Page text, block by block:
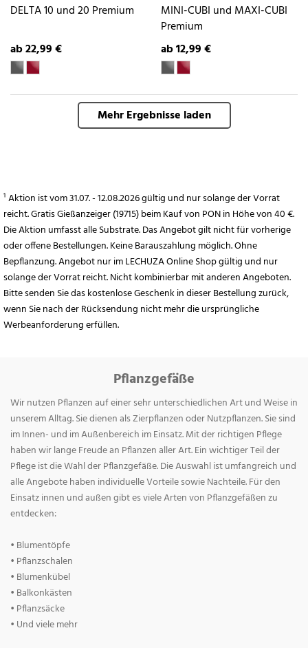
DELTA 10 und 20 Premium
ab 22,99 €
MINI-CUBI und MAXI-CUBI
Premium
ab 12,99 €
Mehr Ergebnisse laden
¹ Aktion ist vom 31.07. - 12.08.2026 gültig und nur solange der Vorrat
reicht. Gratis Gießanzeiger (19715) beim Kauf von PON in Höhe von 40 €.
Die Aktion umfasst alle Substrate. Das Angebot gilt nicht für vorherige
oder offene Bestellungen. Keine Barauszahlung möglich. Ohne
Bepflanzung. Angebot nur im LECHUZA Online Shop gültig und nur
solange der Vorrat reicht. Nicht kombinierbar mit anderen Angeboten.
Bitte senden Sie das kostenlose Geschenk in dieser Bestellung zurück,
wenn Sie nach der Rücksendung nicht mehr die ursprüngliche
Werbeanforderung erfüllen.
Pflanzgefäße
Wir nutzen Pflanzen auf einer sehr unterschiedlichen Art und Weise in
unserem Alltag. Sie dienen als Zierpflanzen oder Nutzpflanzen. Sie sind
im Innen- und im Außenbereich im Einsatz. Mit der richtigen Pflege
haben wir lange Freude an Pflanzen aller Art. Ein wichtiger Teil der
Pflege ist die Wahl der Pflanzgefäße. Die Auswahl ist umfangreich und
alle Angebote haben individuelle Vorteile sowie Nachteile. Für den
Einsatz innen und außen gibt es viele Arten von Pflanzgefäßen zu
entdecken:
• Blumentöpfe
• Pflanzschalen
• Blumenkübel
• Balkonkästen
• Pflanzsäcke
• Und viele mehr